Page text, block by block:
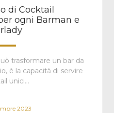
di Cocktail
ogni Barman e
trasformare un bar da
è la capacità di servire
unici…
2023